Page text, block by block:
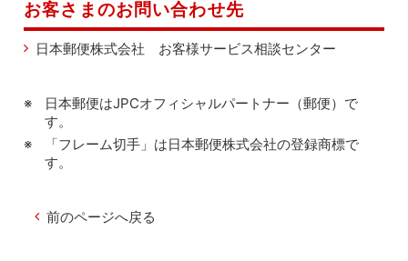
お客さまのお問い合わせ先
日本郵便株式会社 お客様サービス相談センター
日本郵便はJPCオフィシャルパートナー（郵便）で
す。
「フレーム切手」は日本郵便株式会社の登録商標で
す。
前のページへ戻る